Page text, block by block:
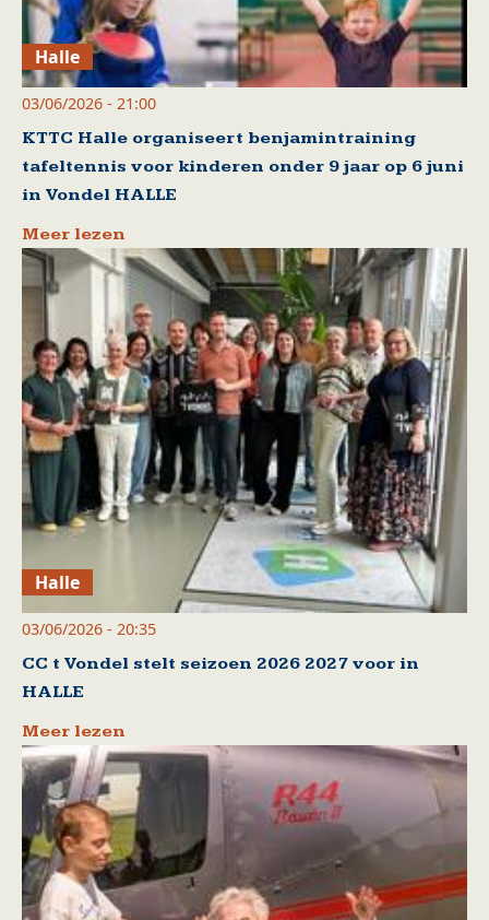
Halle
03/06/2026 - 21:00
KTTC Halle organiseert benjamintraining
tafeltennis voor kinderen onder 9 jaar op 6 juni
in Vondel HALLE
Meer lezen
Halle
03/06/2026 - 20:35
CC t Vondel stelt seizoen 2026 2027 voor in
HALLE
Meer lezen